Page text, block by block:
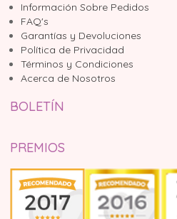
Información Sobre Pedidos
FAQ's
Garantías y Devoluciones
Política de Privacidad
Términos y Condiciones
Acerca de Nosotros
BOLETÍN
PREMIOS